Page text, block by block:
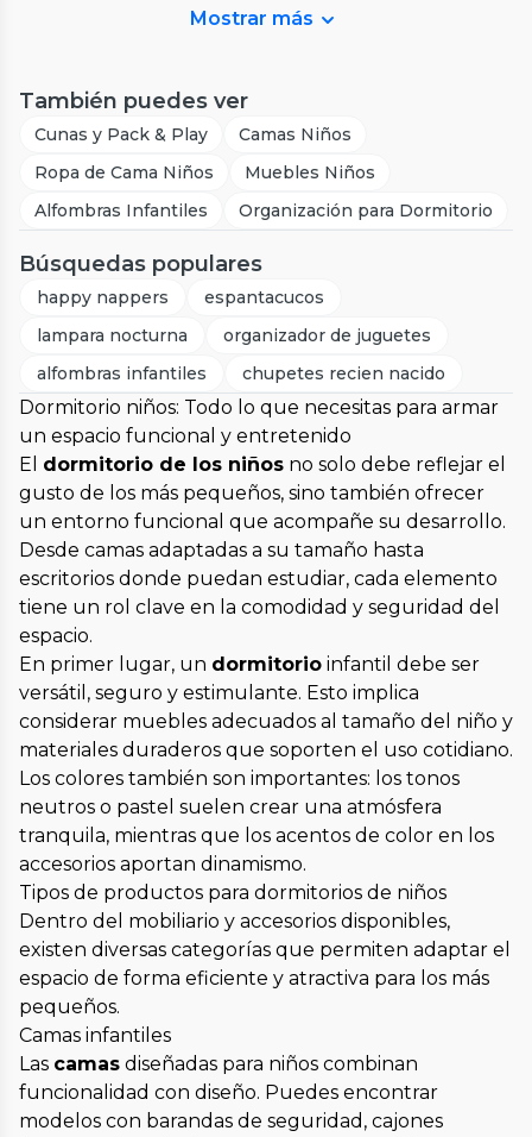
Mostrar más
También puedes ver
Cunas y Pack & Play
Camas Niños
Ropa de Cama Niños
Muebles Niños
Alfombras Infantiles
Organización para Dormitorio
Búsquedas populares
happy nappers
espantacucos
lampara nocturna
organizador de juguetes
alfombras infantiles
chupetes recien nacido
Dormitorio niños: Todo lo que necesitas para armar
un espacio funcional y entretenido
El dormitorio de los niños no solo debe reflejar el
gusto de los más pequeños, sino también ofrecer
un entorno funcional que acompañe su desarrollo.
Desde camas adaptadas a su tamaño hasta
escritorios donde puedan estudiar, cada elemento
tiene un rol clave en la comodidad y seguridad del
espacio.
En primer lugar, un dormitorio infantil debe ser
versátil, seguro y estimulante. Esto implica
considerar muebles adecuados al tamaño del niño y
materiales duraderos que soporten el uso cotidiano.
Los colores también son importantes: los tonos
neutros o pastel suelen crear una atmósfera
tranquila, mientras que los acentos de color en los
accesorios aportan dinamismo.
Tipos de productos para dormitorios de niños
Dentro del mobiliario y accesorios disponibles,
existen diversas categorías que permiten adaptar el
espacio de forma eficiente y atractiva para los más
pequeños.
Camas infantiles
Las camas diseñadas para niños combinan
funcionalidad con diseño. Puedes encontrar
modelos con barandas de seguridad, cajones